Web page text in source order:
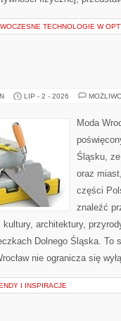
TECHNOLOGIE W
LIP - 2 - 2026
Moda
Śląsku,
oraz
części
znaleźć
architektury,
Dolnego Śląska. To
nie ogranicza się
I INSPIRACJE